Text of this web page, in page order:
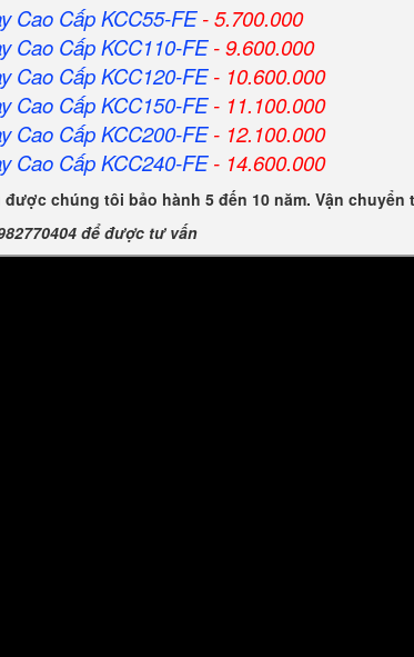
Cao Cấp KCC55-FE- 5.700.000
Cao Cấp KCC110-FE- 9.600.000
Cao Cấp KCC120-FE- 10.600.000
Cao Cấp KCC150-FE- 11.100.000
Cao Cấp KCC200-FE- 12.100.000
Cao Cấp KCC240-FE- 14.600.000
được chúng tôi bảo hành 5 đến 10 năm. Vận
để được tư vấn